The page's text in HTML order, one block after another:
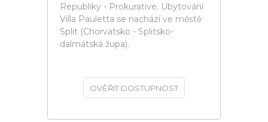
Republiky - Prokurative. Ubytování
Villa Pauletta se nachází ve městě
Split (Chorvatsko - Splitsko-
dalmátská župa).
OVĚŘIT DOSTUPNOST